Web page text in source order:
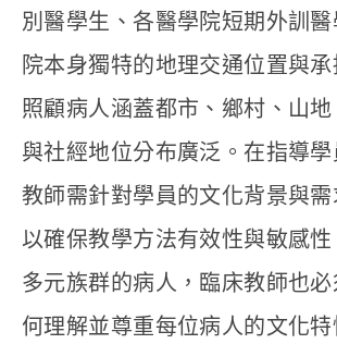
別醫學生、各醫學院短期外訓
院本身獨特的地理交通位置與
照顧病人涵蓋都市、鄉村、山
與社經地位分布廣泛。在指導
教師需針對學員的文化背景與需
以確保教學方法有效性與敏感
多元族群的病人，臨床教師也
何理解並尊重每位病人的文化